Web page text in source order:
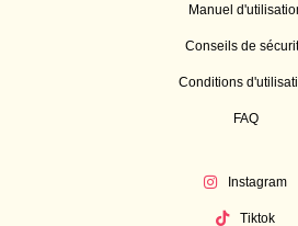
Manuel
Conseils de
Conditions
FAQ
Instagram
Tiktok